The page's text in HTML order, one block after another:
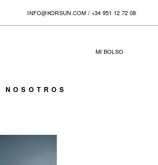
INFO@KORSUN.COM / +34 951 12 72 08
MI BOLSO